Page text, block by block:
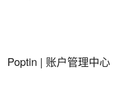
Poptin | 账户管理中心